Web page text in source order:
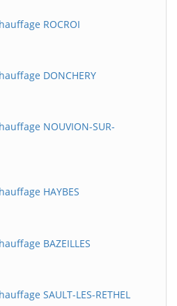
ROCROI
DONCHERY
NOUVION-SUR-
HAYBES
BAZEILLES
SAULT-LES-RETHEL